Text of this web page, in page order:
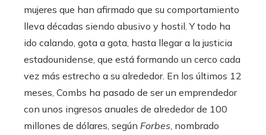
mujeres que han afirmado que su comportamiento
lleva décadas siendo abusivo y hostil. Y todo ha
ido calando, gota a gota, hasta llegar a la justicia
estadounidense, que está formando un cerco cada
vez más estrecho a su alrededor. En los últimos 12
meses, Combs ha pasado de ser un emprendedor
con unos ingresos anuales de alrededor de 100
millones de dólares, según Forbes, nombrado